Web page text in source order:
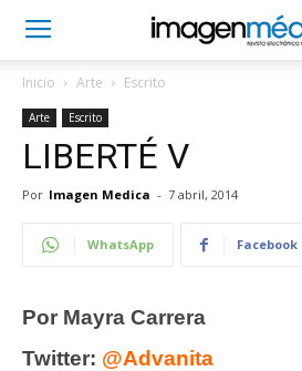
Inicio Arte Escrito
Arte Escrito
LIBERTÉ V
Por Imagen Medica - 7 abril, 2014
WhatsApp Facebook
Por Mayra Carrera
Twitter: @Advanita